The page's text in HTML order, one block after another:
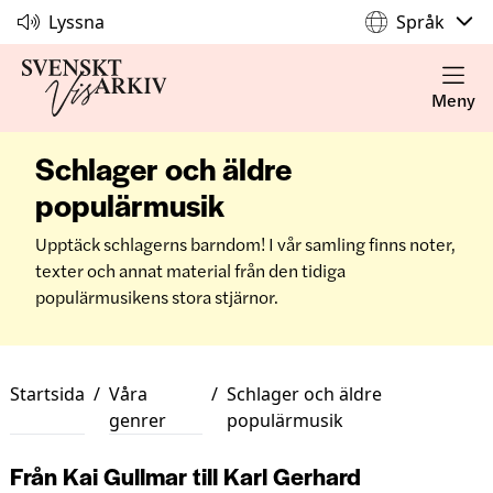
Lyssna Språk
Meny
Schlager och äldre
populärmusik
Upptäck schlagerns barndom! I vår samling finns noter,
texter och annat material från den tidiga
populärmusikens stora stjärnor.
Startsida / Våra
genrer
/ Schlager och äldre
populärmusik
Från Kai Gullmar till Karl Gerhard